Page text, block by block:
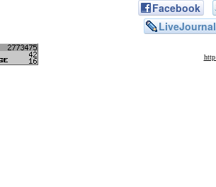
Facebook
LiveJournal